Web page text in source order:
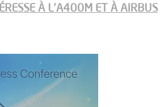
À L’A400M ET À AIRBUS